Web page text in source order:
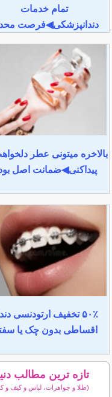
تمام خدمات
دندانپزشکی◀فرصت
بالاخره میتونی عطر
پیداکنی◀ضمانت اصل
۵۰٪ تخفیف ارتودنسی
اقساطی بدون چک یا
تازه ترین مطالب
(طلا و جواهرات، لباس و کیف و